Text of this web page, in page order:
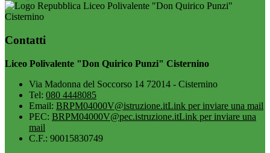
Liceo Polivalente "Don Quirico Punzi"
Cisternino
Contatti
Liceo Polivalente "Don Quirico Punzi" Cisternino
Via Madonna del Soccorso 14 72014 - Cisternino
Tel: 080 4448085
Email: BRPM04000V@istruzione.itLink per inviare una mail
PEC: BRPM04000V@pec.istruzione.itLink per inviare una
mail
C.F.: 90015830749